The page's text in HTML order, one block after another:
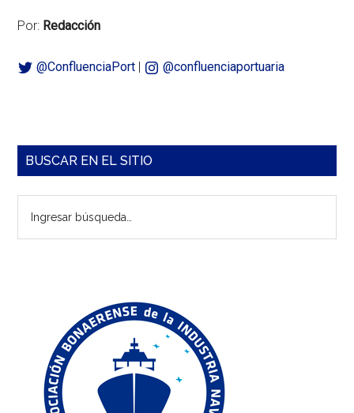
Por: Redacción
@ConfluenciaPort | @confluenciaportuaria
Barra
principal
BUSCAR EN EL SITIO
búsqueda…